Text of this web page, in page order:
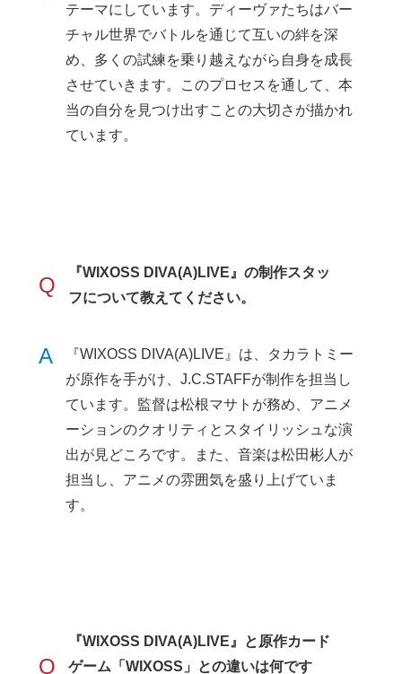
テーマにしています。ディーヴァたちはバー
チャル世界でバトルを通じて互いの絆を深
め、多くの試練を乗り越えながら自身を成長
させていきます。このプロセスを通して、本
当の自分を見つけ出すことの大切さが描かれ
ています。
Q
『WIXOSS DIVA(A)LIVE』の制作スタッ
フについて教えてください。
A
『WIXOSS DIVA(A)LIVE』は、タカラトミー
が原作を手がけ、J.C.STAFFが制作を担当し
ています。監督は松根マサトが務め、アニメ
ーションのクオリティとスタイリッシュな演
出が見どころです。また、音楽は松田彬人が
担当し、アニメの雰囲気を盛り上げていま
す。
Q
『WIXOSS DIVA(A)LIVE』と原作カード
ゲーム「WIXOSS」との違いは何です